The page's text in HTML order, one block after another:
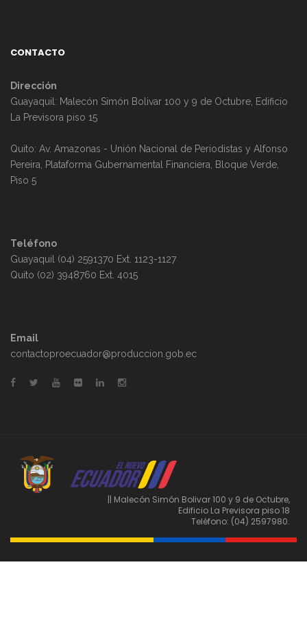
CONTACTO
Dirección
Guayaquil: Malecón Simón Bolivar 100 y 9 de Octubre, Edificio
La Previsora piso 15
Quito: Av. Amazonas - Unión Nacional de Periodistas y Alfonso
Pereira, Plataforma Gubernamental Financiera, Bloque Verde,
Piso 5
Teléfono
Guayaquil (04) 2591370 Ext. 1123-1127
Quito (02) 3948760 Ext. 4015
Email
contactoproecuador@produccion.gob.ec
|| Malecón Simón Bolivar 100 y 9 de Octubre,
Edificio La Previsora piso 18
Teléfono: (04) 2597980.